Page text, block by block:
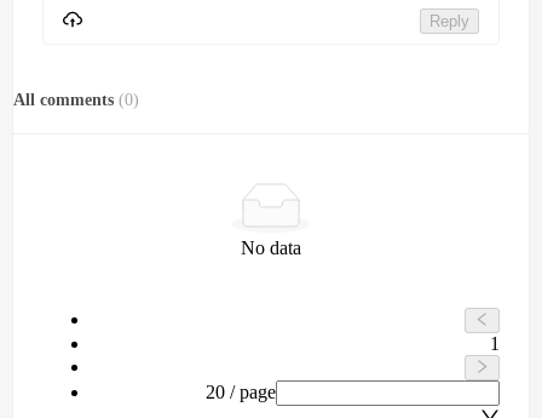
Reply
All comments (0)
No data
1
20 / page